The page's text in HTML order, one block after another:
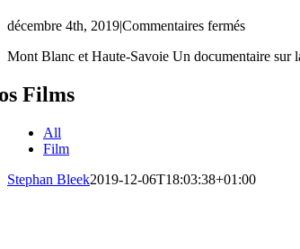
décembre 4th, 2019|Commentaires ferméssur
Blanc
Mont Blanc et Haute-Savoie Un documentaire sur
Films
All
Film
Stephan Bleek2019-12-06T18:03:38+01:00